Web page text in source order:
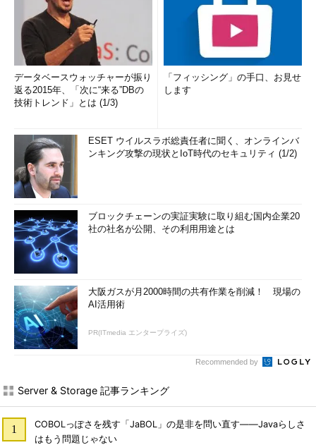
データベースウォッチャーが振り
返る2015年、「次に“来る”DBの
技術トレンド」とは (1/3)
「フィッシング」の手口、お見せ
します
ESET ウイルスラボ総責任者に聞く、オンラインバ
ンキング攻撃の現状とIoT時代のセキュリティ (1/2)
ブロックチェーンの実証実験に取り組む国内企業20
社の社名が公開、その利用用途とは
大阪ガスが月2000時間の共有作業を削減！ 現場の
AI活用術
PR(ITmedia エンタープライズ)
Recommended by
Server & Storage 記事ランキング
COBOLっぽさを残す「JaBOL」の是非を問い直す――Javaらしさ
はもう問題じゃない